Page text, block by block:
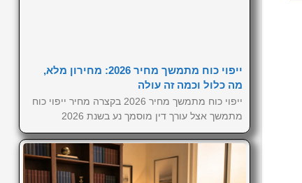
ייפוי כוח מתמשך מחיר 2026: מחירון מלא,
מה כלול וכמה זה עולה
ייפוי כוח מתמשך מחיר 2026 בקצרה מחיר ייפוי כוח
מתמשך אצל עורך דין מוסמך נע בשנת 2026